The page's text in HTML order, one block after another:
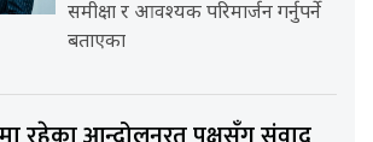
समीक्षा र आवश्यक परिमार्जन गर्नुपर्ने
बताएका